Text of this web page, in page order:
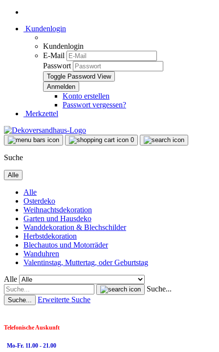
Kundenlogin
Kundenlogin
E-Mail
Passwort
Toggle Password View
Konto erstellen
Passwort vergessen?
Merkzettel
0
Suche
Alle
Alle
Osterdeko
Weihnachtsdekoration
Garten und Hausdeko
Wanddekoration & Blechschilder
Herbstdekoration
Blechautos und Motorräder
Wanduhren
Valentinstag, Muttertag, oder Geburtstag
Alle
Suche...
Suche... Erweiterte Suche
Telefonische Auskunft
Mo-Fr. 11.00 - 21.00